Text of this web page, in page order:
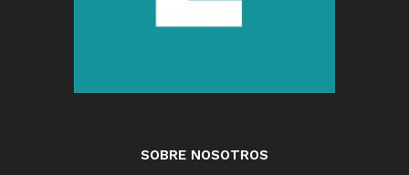
SOBRE NOSOTROS